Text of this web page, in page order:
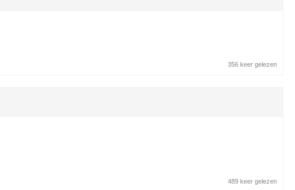
356 keer gelezen
489 keer gelezen